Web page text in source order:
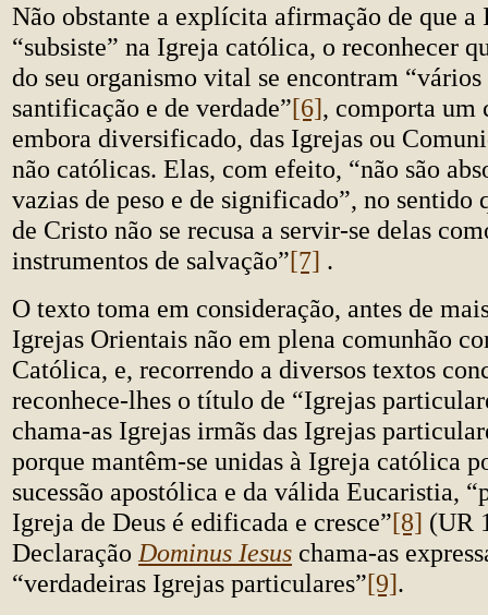
Não obstante a explícita afirmação de que a
“subsiste” na Igreja católica, o reconhecer
do seu organismo vital se encontram “vários
santificação e de verdade”[6], comporta um
embora diversificado, das Igrejas ou
não católicas. Elas, com efeito, “não são
vazias de peso e de significado”, no sentido
de Cristo não se recusa a servir-se delas
instrumentos de salvação”[7] .
O texto toma em consideração, antes de
Igrejas Orientais não em plena comunhão
Católica, e, recorrendo a diversos textos
reconhece-lhes o título de “Igrejas
chama-as Igrejas irmãs das Igrejas
porque mantêm-se unidas à Igreja católica
sucessão apostólica e da válida Eucaristia,
Igreja de Deus é edificada e cresce”[8] (UR
Declaração Dominus Iesus chama-as
“verdadeiras Igrejas particulares”[9].